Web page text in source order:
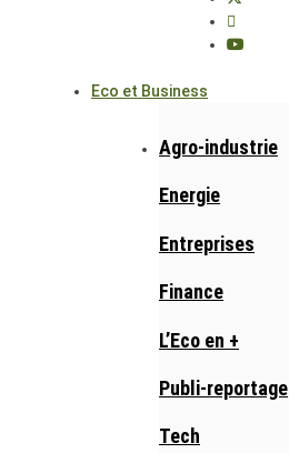
Eco et Business
Agro-industrie
Energie
Entreprises
Finance
L’Eco en +
Publi-reportage
Tech